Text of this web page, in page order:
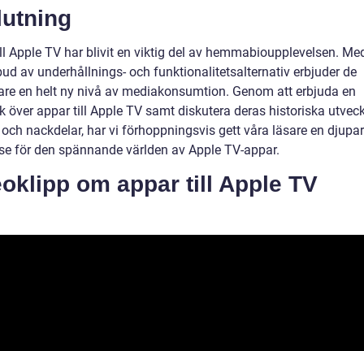
Apple TV har blivit en viktig del av hemmabioupplevelsen.
av underhållnings- och funktionalitetsalternativ erbjuder de
en helt ny nivå av mediakonsumtion. Genom att erbjuda en
över appar till Apple TV samt diskutera deras historiska
nackdelar, har vi förhoppningsvis gett våra läsare en
för den spännande världen av Apple TV-appar.
om appar till Apple TV